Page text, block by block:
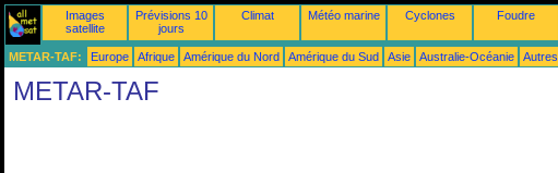
Images
satellite
Prévisions 10
jours
Climat Météo marine Cyclones Foudre
METAR-TAF: Europe Afrique Amérique du Nord Amérique du Sud Asie Australie-Océanie Autres
METAR-TAF